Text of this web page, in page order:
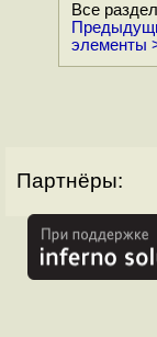
Все
элементы
Партнёры: